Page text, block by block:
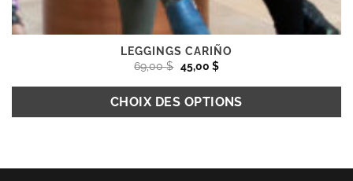
LEGGINGS CARIÑO
69,00$ Le
prix
initial
était :
69,00 $.
45,00 $Le
actuel
est :
45,00 $.
CHOIX DES OPTIONS